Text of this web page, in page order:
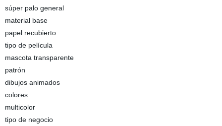
súper palo general
material base
papel recubierto
tipo de película
mascota transparente
patrón
dibujos animados
colores
multicolor
tipo de negocio